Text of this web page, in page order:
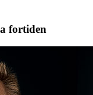
fortiden